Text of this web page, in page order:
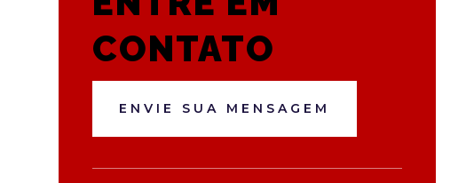
CONTATO
ENVIE SUA MENSAGEM